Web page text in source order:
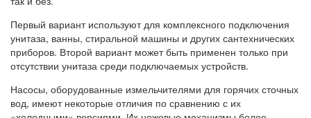
Первый вариант используют для комплексного подключения
унитаза, ванны, стиральной машины и других сантехнических
приборов. Второй вариант может быть применен только при
отсутствии унитаза среди подключаемых устройств.
Насосы, оборудованные измельчителями для горячих сточных
вод, имеют некоторые отличия по сравнению с их